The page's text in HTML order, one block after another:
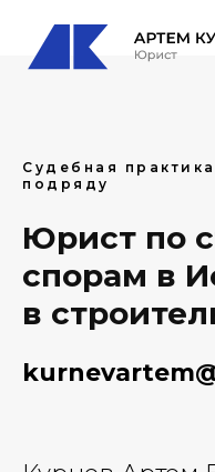
Судебная
подряду
Юрист по
спорам в
в